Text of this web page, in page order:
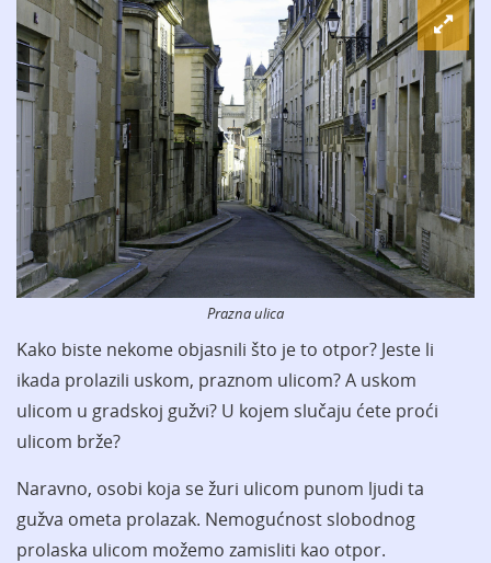
Prazna ulica
Kako biste nekome objasnili što je to otpor? Jeste li
ikada prolazili uskom, praznom ulicom? A uskom
ulicom u gradskoj gužvi? U kojem slučaju ćete proći
ulicom brže?
Naravno, osobi koja se žuri ulicom punom ljudi ta
gužva ometa prolazak. Nemogućnost slobodnog
prolaska ulicom možemo zamisliti kao otpor.